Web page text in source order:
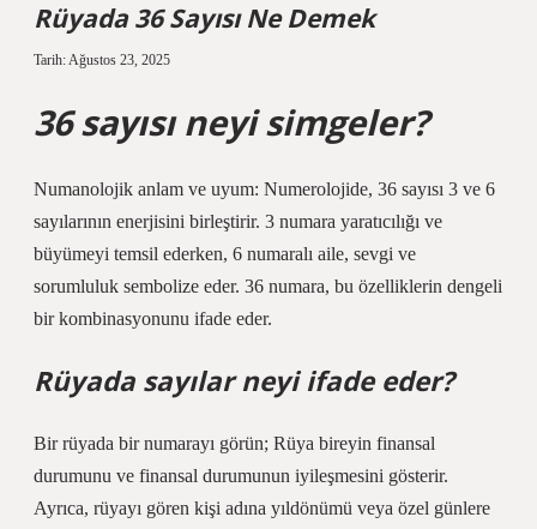
Rüyada 36 Sayısı Ne Demek
Tarih: Ağustos 23, 2025
36 sayısı neyi simgeler?
Numanolojik anlam ve uyum: Numerolojide, 36 sayısı 3 ve 6
sayılarının enerjisini birleştirir. 3 numara yaratıcılığı ve
büyümeyi temsil ederken, 6 numaralı aile, sevgi ve
sorumluluk sembolize eder. 36 numara, bu özelliklerin dengeli
bir kombinasyonunu ifade eder.
Rüyada sayılar neyi ifade eder?
Bir rüyada bir numarayı görün; Rüya bireyin finansal
durumunu ve finansal durumunun iyileşmesini gösterir.
Ayrıca, rüyayı gören kişi adına yıldönümü veya özel günlere